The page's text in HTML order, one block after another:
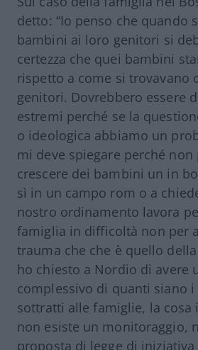
detto: “Io penso che quando
bambini ai loro genitori si
certezza che quei bambini
rispetto a come si trovavano
genitori. Dovrebbero essere
estremi perché se la
o ideologica abbiamo un
mi deve spiegare perché non
crescere dei bambini un in
sì in un campo rom o a
nostro ordinamento lavora
famiglia in difficoltà non per
trauma che che è quello
ho chiesto a Nordio di avere
complessivo di quanti siano
sottratti alle famiglie, la cosa
non esiste un monitoraggio,
proposta di legge di